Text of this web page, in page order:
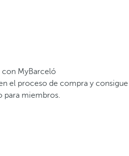
MyBarceló
el proceso de compra y consigue
para miembros.